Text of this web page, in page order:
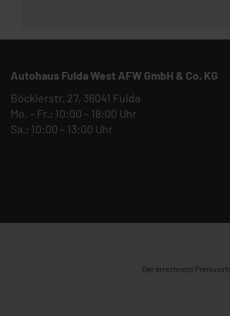
Autohaus Fulda West AFW GmbH & Co. KG
Böcklerstr. 27, 36041 Fulda
Mo. – Fr.: 10:00 – 18:00 Uhr
Sa.: 10:00 – 13:00 Uhr
Der errechnete